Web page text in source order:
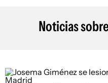
Noticias